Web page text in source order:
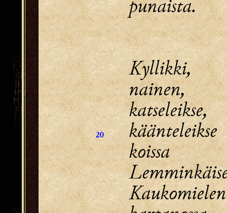
punaista.
20
Kyllikki,
nainen,
katseleikse,
käänteleikse
koissa
Kaukomielen